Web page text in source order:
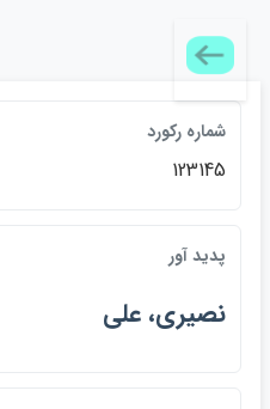
شماره ركورد
123145
پديد آور
نصيري، علي